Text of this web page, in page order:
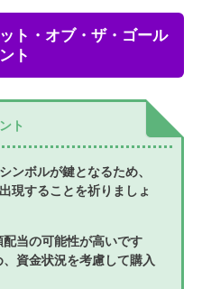
ト・オブ・ザ・ゴール
ト
ト
ンボルが鍵となるため、
現することを祈りましょ
当の可能性が高いです
資金状況を考慮して購入